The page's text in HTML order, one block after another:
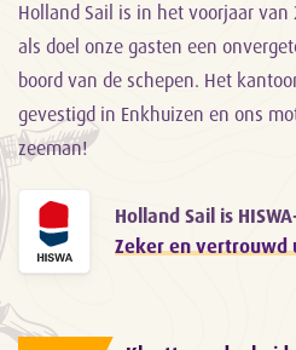
Holland Sail is in het voorjaar
als doel onze gasten een
boord van de schepen. Het
gevestigd in Enkhuizen en ons
zeeman!
Holland Sail is
Zeker en vertrouwd